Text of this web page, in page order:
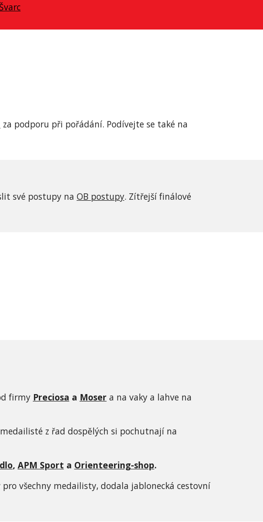
své postupy na OB postupy. Zítřejší finálové
firmy Preciosa a Moser a na vaky a lahve na
medailisté z řad dospělých si pochutnají na
, APM Sport a Orienteering-shop.
všechny medailisty, dodala jablonecká cestovní